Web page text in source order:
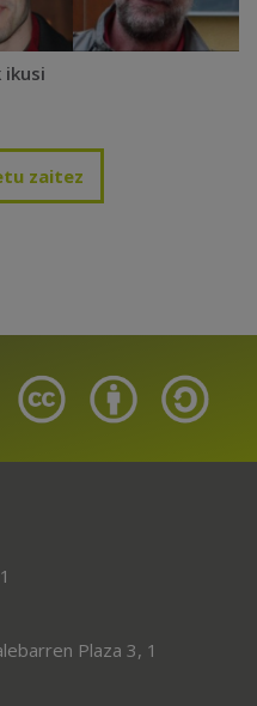
ikusi
zaitez
Plaza 3, 1